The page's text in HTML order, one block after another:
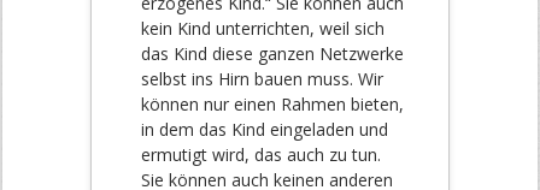
kein Kind unterrichten, weil sich
das Kind diese ganzen Netzwerke
selbst ins Hirn bauen muss. Wir
können nur einen Rahmen bieten,
in dem das Kind eingeladen und
ermutigt wird, das auch zu tun.
Sie können auch keinen anderen